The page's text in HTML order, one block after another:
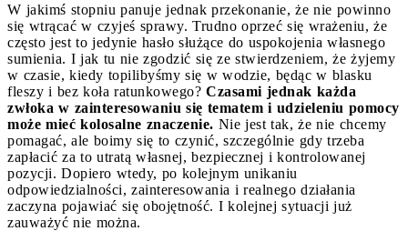
W jakimś stopniu panuje jednak przekonanie, że nie powinno
się wtrącać w czyjeś sprawy. Trudno oprzeć się wrażeniu, że
często jest to jedynie hasło służące do uspokojenia własnego
sumienia. I jak tu nie zgodzić się ze stwierdzeniem, że żyjemy
w czasie, kiedy topilibyśmy się w wodzie, będąc w blasku
fleszy i bez koła ratunkowego? Czasami jednak każda
zwłoka w zainteresowaniu się tematem i udzieleniu pomocy
może mieć kolosalne znaczenie. Nie jest tak, że nie chcemy
pomagać, ale boimy się to czynić, szczególnie gdy trzeba
zapłacić za to utratą własnej, bezpiecznej i kontrolowanej
pozycji. Dopiero wtedy, po kolejnym unikaniu
odpowiedzialności, zainteresowania i realnego działania
zaczyna pojawiać się obojętność. I kolejnej sytuacji już
zauważyć nie można.